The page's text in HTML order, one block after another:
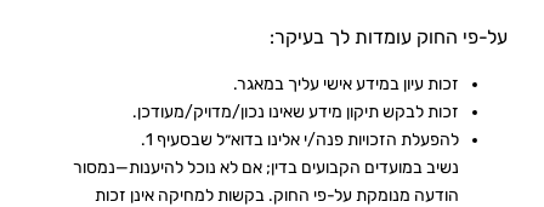
על-פי החוק עומדות לך בעיקר:
זכות עיון במידע אישי עליך במאגר.
זכות לבקש תיקון מידע שאינו נכון/מדויק/מעודכן.
להפעלת הזכויות פנה/י אלינו בדוא״ל שבסעיף 1.
נשיב במועדים הקבועים בדין; אם לא נוכל להיענות—נמסור
הודעה מנומקת על-פי החוק. בקשות למחיקה אינן זכות